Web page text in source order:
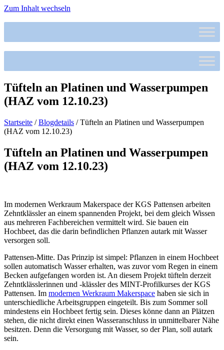
Zum Inhalt wechseln
Tüfteln an Platinen und Wasserpumpen
(HAZ vom 12.10.23)
Startseite /Blogdetails /Tüfteln an Platinen und Wasserpumpen
(HAZ vom 12.10.23)
Tüfteln an Platinen und Wasserpumpen
(HAZ vom 12.10.23)
Im modernen Werkraum Makerspace der KGS Pattensen arbeiten
Zehntklässler an einem spannenden Projekt, bei dem gleich Wissen
aus mehreren Fachbereichen vermittelt wird. Sie bauen ein
Hochbeet, das die darin befindlichen Pflanzen autark mit Wasser
versorgen soll.
Pattensen-Mitte. Das Prinzip ist simpel: Pflanzen in einem Hochbeet
sollen automatisch Wasser erhalten, was zuvor vom Regen in einem
Becken aufgefangen worden ist. An diesem Projekt tüfteln derzeit
Zehntklässlerinnen und -klässler des MINT-Profilkurses der KGS
Pattensen. Im modernen Werkraum Makerspace haben sie sich in
unterschiedliche Arbeitsgruppen eingeteilt. Bis zum Sommer soll
mindestens ein Hochbeet fertig sein. Dieses könne dann an Plätzen
stehen, die nicht direkt einen Wasseranschluss in unmittelbarer Nähe
besitzen. Denn die Versorgung mit Wasser, so der Plan, soll autark
sein.